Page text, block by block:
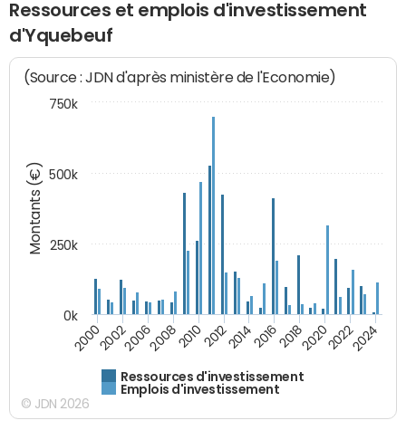
Ressources et emplois d'investissement
d'Yquebeuf
Montants (€)
(Source : JDN d'après ministère de l'Economie)
Ressources d'investissement
Emplois d'investissement
200020022006200820102012201420162018202020222024
0k
250k
500k
750k
© JDN 2026